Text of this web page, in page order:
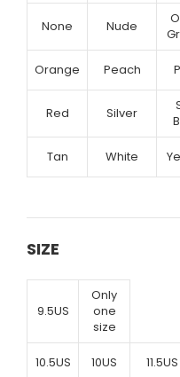
None Nude
Orange Peach
Red Silver
Tan White
SIZE
9.5US
Only
one
size
10.5US 10US 11.5US